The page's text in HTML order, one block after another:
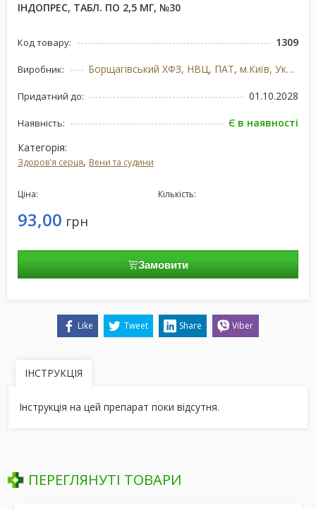
ІНДОПРЕС, ТАБЛ. ПО 2,5 МГ, №30
Код товару: 1309
Виробник: Борщагівський ХФЗ, НВЦ, ПАТ, м.Київ, Україна
Придатний до: 01.10.2028
Наявність:
Є в наявності
Категорія:
Здоров'я серця, Вени та судини
Ціна:
93,00 грн
Кількість:
Замовити
Like Tweet Share Viber
ІНСТРУКЦІЯ
Інструкція на цей препарат поки відсутня.
ПЕРЕГЛЯНУТІ ТОВАРИ